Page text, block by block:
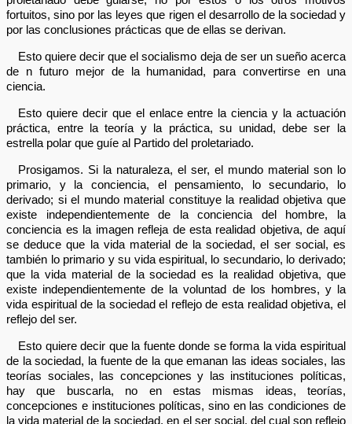
fortuitos, sino por las leyes que rigen el desarrollo de la sociedad y
por las conclusiones prácticas que de ellas se derivan.
Esto quiere decir que el socialismo deja de ser un sueño acerca
de n futuro mejor de la humanidad, para convertirse en una
ciencia.
Esto quiere decir que el enlace entre la ciencia y la actuación
práctica, entre la teoría y la práctica, su unidad, debe ser la
estrella polar que guíe al Partido del proletariado.
Prosigamos. Si la naturaleza, el ser, el mundo material son lo
primario, y la conciencia, el pensamiento, lo secundario, lo
derivado; si el mundo material constituye la realidad objetiva que
existe independientemente de la conciencia del hombre, la
conciencia es la imagen refleja de esta realidad objetiva, de aquí
se deduce que la vida material de la sociedad, el ser social, es
también lo primario y su vida espiritual, lo secundario, lo derivado;
que la vida material de la sociedad es la realidad objetiva, que
existe independientemente de la voluntad de los hombres, y la
vida espiritual de la sociedad el reflejo de esta realidad objetiva, el
reflejo del ser.
Esto quiere decir que la fuente donde se forma la vida espiritual
de la sociedad, la fuente de la que emanan las ideas sociales, las
teorías sociales, las concepciones y las instituciones políticas,
hay que buscarla, no en estas mismas ideas, teorías,
concepciones e instituciones políticas, sino en las condiciones de
la vida material de la sociedad, en el ser social, del cual son reflejo